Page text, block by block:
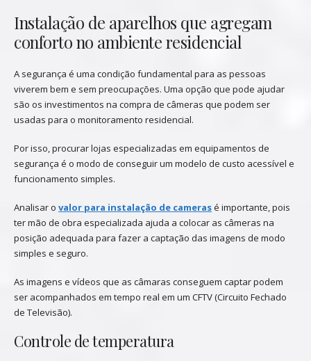
Instalação de aparelhos que agregam
conforto no ambiente residencial
A segurança é uma condição fundamental para as pessoas
viverem bem e sem preocupações. Uma opção que pode ajudar
são os investimentos na compra de câmeras que podem ser
usadas para o monitoramento residencial.
Por isso, procurar lojas especializadas em equipamentos de
segurança é o modo de conseguir um modelo de custo acessível e
funcionamento simples.
Analisar o valor para instalação de camerasé importante, pois
ter mão de obra especializada ajuda a colocar as câmeras na
posição adequada para fazer a captação das imagens de modo
simples e seguro.
As imagens e vídeos que as câmaras conseguem captar podem
ser acompanhados em tempo real em um CFTV (Circuito Fechado
de Televisão).
Controle de temperatura